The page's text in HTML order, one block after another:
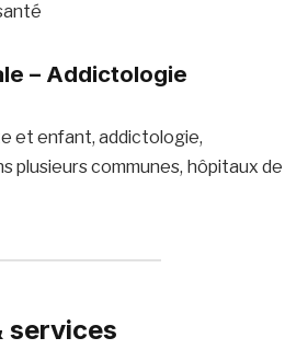
– Addictologie
et enfant, addictologie,
plusieurs communes, hôpitaux de
services